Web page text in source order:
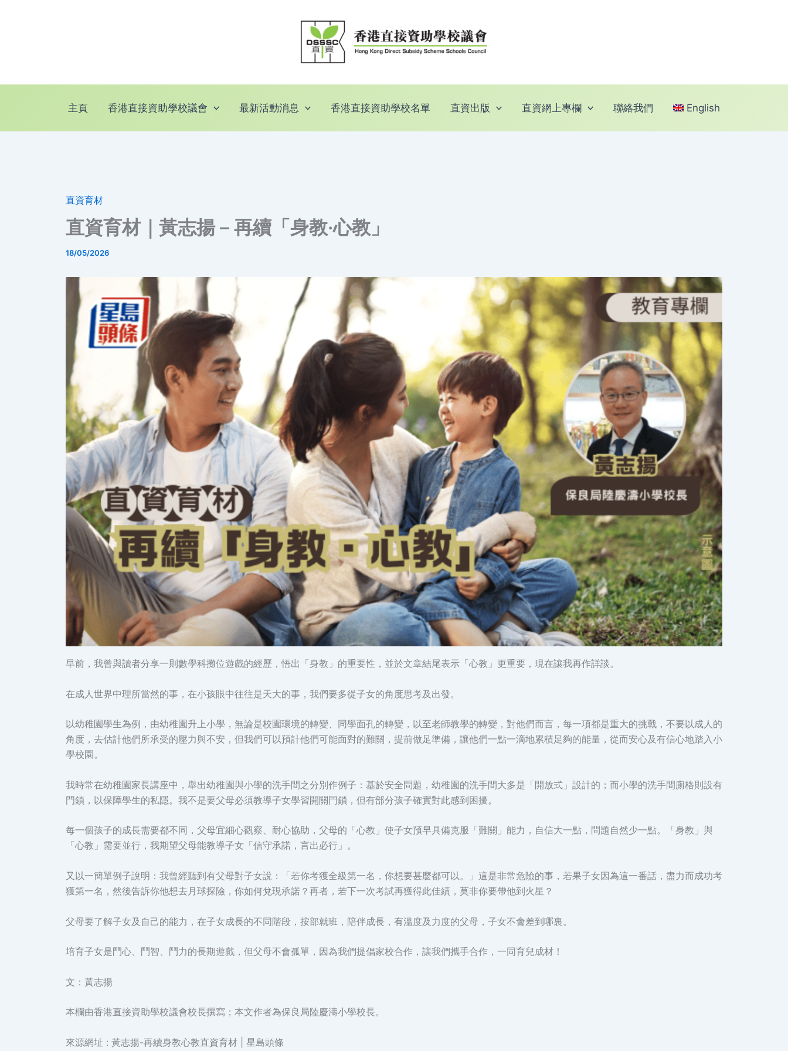
容
主頁 香港直接資助學校議會 最新活動消息 香港直接資助學校名單 直資出版 直資網上專欄 聯絡我們 English
直資育材
直資育材｜黃志揚 – 再續「身教·心教」
18/05/2026
早前，我曾與讀者分享一則數學科攤位遊戲的經歷，悟出「身教」的重要性，並於文章結尾表示「心教」更重要，現在讓我再作詳談。
在成人世界中理所當然的事，在小孩眼中往往是天大的事，我們要多從子女的角度思考及出發。
以幼稚園學生為例，由幼稚園升上小學，無論是校園環境的轉變、同學面孔的轉變，以至老師教學的轉變，對他們而言，每一項都是重大的挑戰，不要以成人的
角度，去估計他們所承受的壓力與不安，但我們可以預計他們可能面對的難關，提前做足準備，讓他們一點一滴地累積足夠的能量，從而安心及有信心地踏入小
學校園。
我時常在幼稚園家長講座中，舉出幼稚園與小學的洗手間之分別作例子：基於安全問題，幼稚園的洗手間大多是「開放式」設計的；而小學的洗手間廁格則設有
門鎖，以保障學生的私隱。我不是要父母必須教導子女學習開關門鎖，但有部分孩子確實對此感到困擾。
每一個孩子的成長需要都不同，父母宜細心觀察、耐心協助，父母的「心教」使子女預早具備克服「難關」能力，自信大一點，問題自然少一點。「身教」與
「心教」需要並行，我期望父母能教導子女「信守承諾，言出必行」。
又以一簡單例子說明：我曾經聽到有父母對子女說：「若你考獲全級第一名，你想要甚麼都可以。」這是非常危險的事，若果子女因為這一番話，盡力而成功考
獲第一名，然後告訴你他想去月球探險，你如何兌現承諾？再者，若下一次考試再獲得此佳績，莫非你要帶他到火星？
父母要了解子女及自己的能力，在子女成長的不同階段，按部就班，陪伴成長，有溫度及力度的父母，子女不會差到哪裏。
培育子女是鬥心、鬥智、鬥力的長期遊戲，但父母不會孤單，因為我們提倡家校合作，讓我們攜手合作，一同育兒成材！
文：黃志揚
本欄由香港直接資助學校議會校長撰寫；本文作者為保良局陸慶濤小學校長。
來源網址 : 黃志揚-再續身教心教直資育材 | 星島頭條